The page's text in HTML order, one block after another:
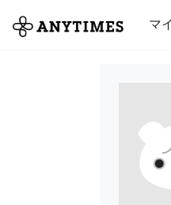
マ
全て 修